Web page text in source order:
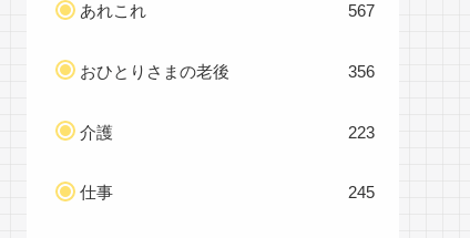
あれこれ 567
おひとりさまの老後 356
介護 223
仕事 245